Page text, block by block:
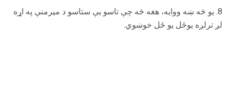
8. یو څه ښه ووایه، هغه څه چې تاسو یې ستاسو د میرمنې په اړه
لږ ترلږه یوځل یو ځل خوښوي.